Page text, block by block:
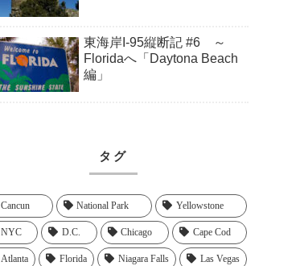
東海岸I-95縦断記 #6 ～
Floridaへ「Daytona Beach
編」
タグ
Cancun National Park Yellowstone
NYC D.C. Chicago Cape Cod
Atlanta Florida Niagara Falls Las Vegas